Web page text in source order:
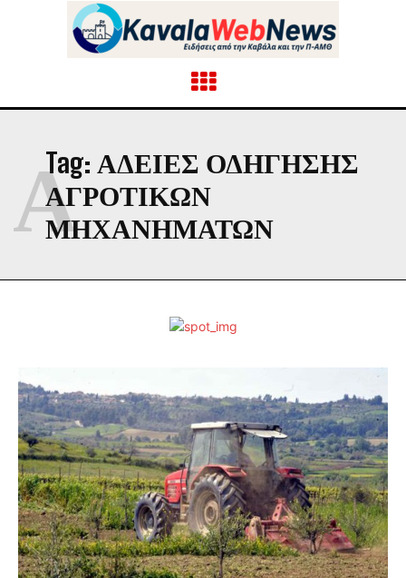
Tag: ΑΔΕΙΕΣ ΟΔΗΓΗΣΗΣ
ΑΓΡΟΤΙΚΩΝ
ΜΗΧΑΝΗΜΑΤΩΝ
Α